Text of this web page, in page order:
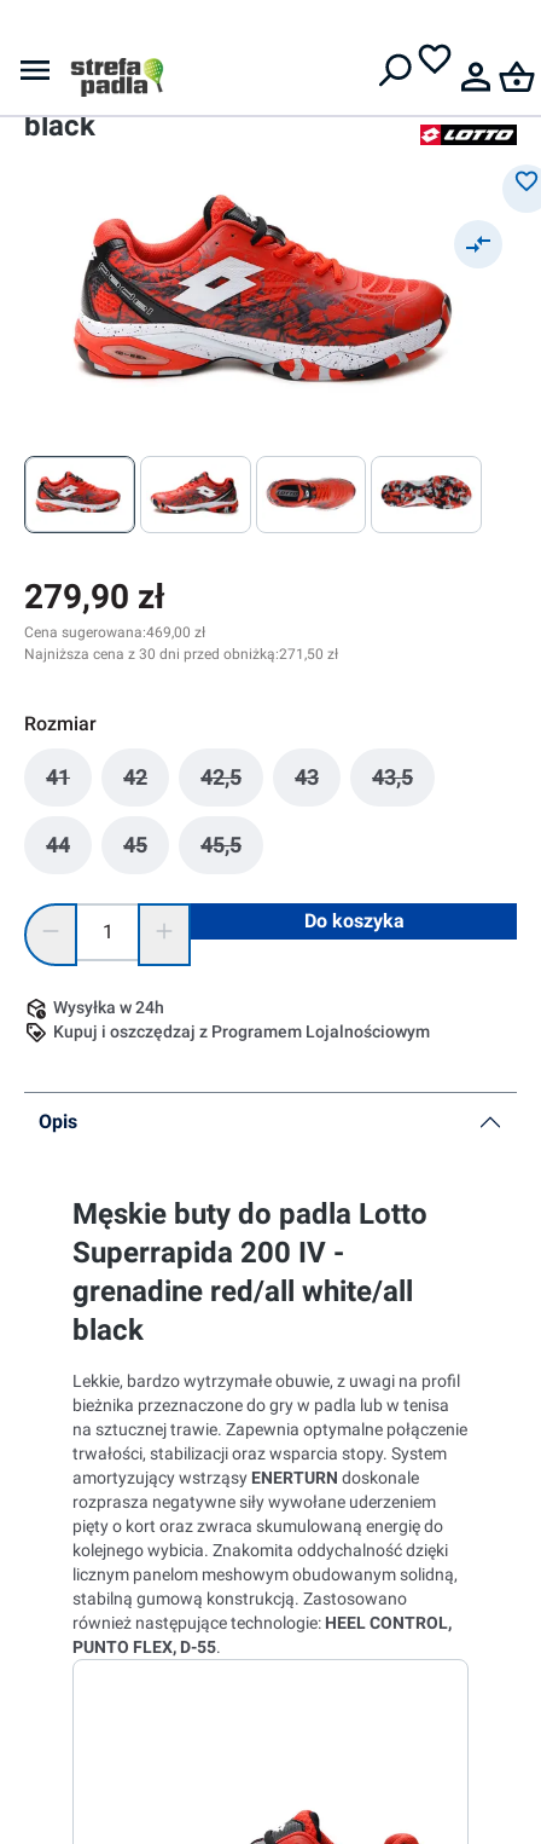
grenadine red/all white/all
black
279,90 zł
Cena sugerowana:469,00 zł
Najniższa cena z 30 dni przed obniżką:271,50 zł
Rozmiar
41(Ta opcja jest obecnie niedostępna.)
42(Ta opcja jest obecnie niedostępna.)
42,5(Ta opcja jest obecnie niedostępna.)
43(Ta opcja jest obecnie
43,5(Ta opcja jest
44(Ta opcja jest obecnie niedostępna.)
45(Ta opcja jest obecnie niedostępna.)
45,5(Ta opcja jest obecnie niedostępna.)
Ilość produktu: Wprowadź żądaną ilość lub użyj
Do koszyka
Wysyłka w 24h
Kupuj i oszczędzaj z Programem Lojalnościowym
Opis
Męskie buty do padla Lotto
Superrapida 200 IV -
grenadine red/all white/all
black
Lekkie, bardzo wytrzymałe obuwie, z uwagi na profil
bieżnika przeznaczone do gry w padla lub w tenisa
na sztucznej trawie. Zapewnia optymalne połączenie
trwałości, stabilizacji oraz wsparcia stopy. System
amortyzujący wstrząsy ENERTURN doskonale
rozprasza negatywne siły wywołane uderzeniem
pięty o kort oraz zwraca skumulowaną energię do
kolejnego wybicia. Znakomita oddychalność dzięki
licznym panelom meshowym obudowanym solidną,
stabilną gumową konstrukcją. Zastosowano
również następujące technologie: HEEL CONTROL,
PUNTO FLEX, D-55.